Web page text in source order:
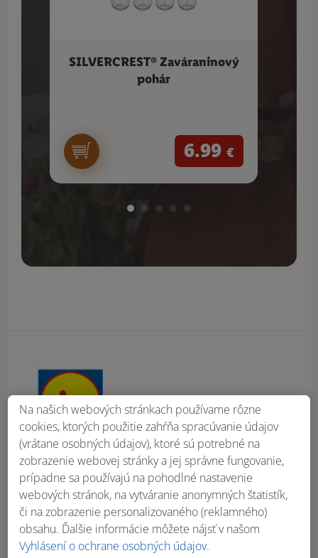
SILVERCREST® Zaváraninový
pohár
6.99 €
Na našich webových stránkach používame rôzne
cookies, ktorých použitie zahŕňa spracúvanie údajov
(vrátane osobných údajov), ktoré sú potrebné na
zobrazenie webovej stránky a jej správne fungovanie,
prípadne sa používajú na pohodlné nastavenie
webových stránok, na vytváranie anonymných štatistík,
či na zobrazenie personalizovaného (reklamného)
obsahu. Ďalšie informácie môžete nájsť v našom
Vyhlásení o ochrane osobných údajov.